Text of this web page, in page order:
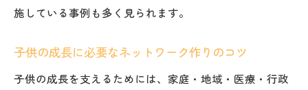
施している事例も多く見られます。
子供の成長に必要なネットワーク作りのコツ
子供の成長を支えるためには、家庭・地域・医療・行政